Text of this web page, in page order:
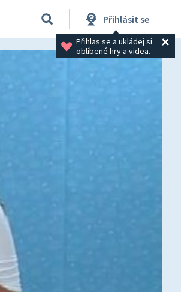
Přihlásit se
Přihlas se a ukládej si
oblíbené hry a videa.